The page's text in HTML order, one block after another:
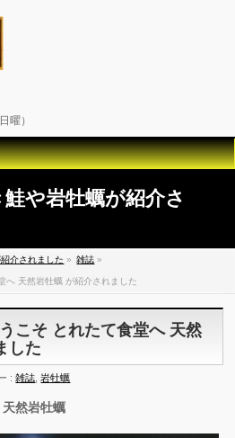
曜）
や岩牡蠣が紹介さ
介されました » 雑誌 »
へ 天然岩牡蠣 が紹介されました
こそ とれたて食堂へ 天然
した
:雑誌 ,岩牡蠣
天然岩牡蠣